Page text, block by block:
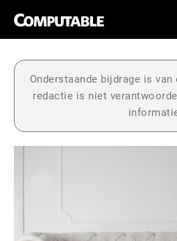
Onderstaande bijdrage is
redactie is niet